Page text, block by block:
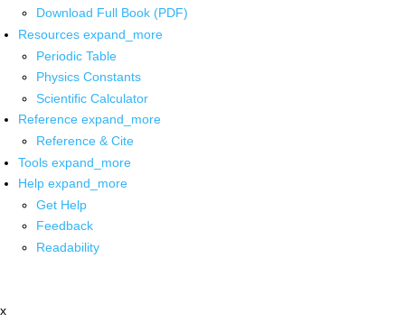
Download Full Book (PDF)
Resources expand_more
Periodic Table
Physics Constants
Scientific Calculator
Reference expand_more
Reference & Cite
Tools expand_more
Help expand_more
Get Help
Feedback
Readability
x